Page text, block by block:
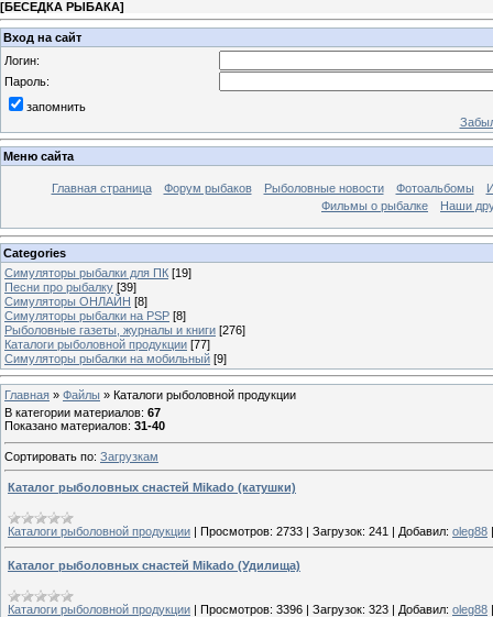
[БЕСЕДКА РЫБАКА]
Вход на сайт
Логин:
Пароль:
запомнить
Меню сайта
Главная страница Форум рыбаков Рыболовные новости Фотоальбомы
Фильмы о рыбалке
Наши
Categories
Симуляторы рыбалки для ПК [19]
Песни про рыбалку [39]
Симуляторы ОНЛАЙН [8]
Симуляторы рыбалки на PSP [8]
Рыболовные газеты, журналы и книги [276]
Каталоги рыболовной продукции [77]
Симуляторы рыбалки на мобильный [9]
Главная » Файлы » Каталоги рыболовной продукции
В категории материалов: 67
Показано материалов: 31-40
Сортировать по: Загрузкам
Каталог рыболовных снастей Mikado (катушки)
Каталоги рыболовной продукции | Просмотров: 2733 | Загрузок: 241 | Добавил: oleg88
Каталог рыболовных снастей Mikado (Удилища)
Каталоги рыболовной продукции | Просмотров: 3396 | Загрузок: 323 | Добавил: oleg88